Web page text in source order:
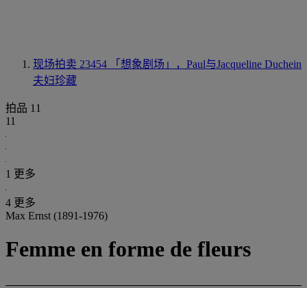
现场拍卖 23454
「想象剧场」，Paul与Jacqueline Duchein
夫妇珍藏
拍品 11
11
1 更多
4 更多
Max Ernst (1891-1976)
Femme en forme de fleurs